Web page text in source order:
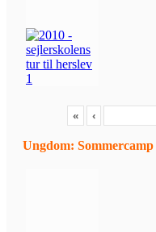
« ‹
Ungdom: Sommercamp